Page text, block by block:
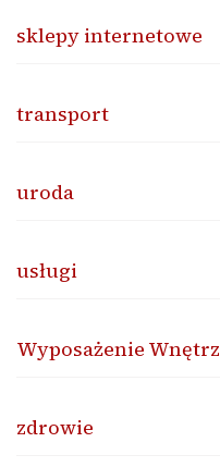
sklepy internetowe
transport
uroda
usługi
Wyposażenie Wnętrz
zdrowie